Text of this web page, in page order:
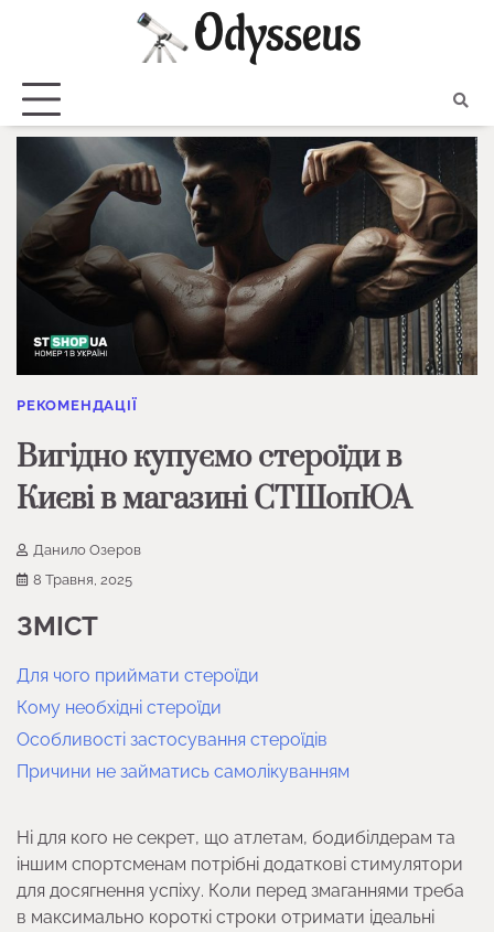
РЕКОМЕНДАЦІЇ
Вигідно купуємо стероїди в
Києві в магазині СТШопЮА
Данило Озеров
8 Травня, 2025
ЗМІСТ
Для чого приймати стероїди
Кому необхідні стероїди
Особливості застосування стероїдів
Причини не займатись самолікуванням
Ні для кого не секрет, що атлетам, бодибілдерам та
іншим спортсменам потрібні додаткові стимулятори
для досягнення успіху. Коли перед змаганнями треба
в максимально короткі строки отримати ідеальні